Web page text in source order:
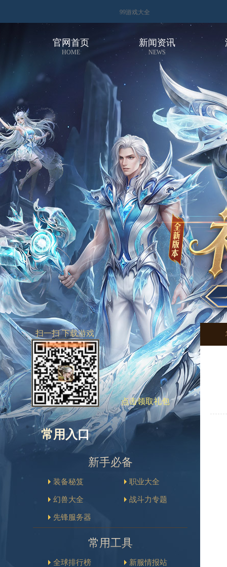
99游戏大全
官网首页
HOME
新闻资讯
NEWS
扫一扫 下载游戏
点击领取礼包
常用入口
新手必备
装备秘笈 职业大全
幻兽大全 战斗力专题
先锋服务器
常用工具
全球排行榜 新服情报站